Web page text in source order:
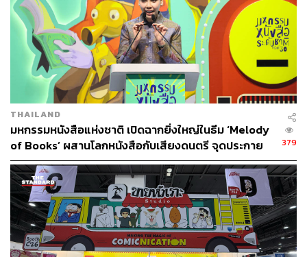
THAILAND
มหกรรมหนังสือแห่งชาติ เปิดฉากยิ่งใหญ่ในธีม ‘Melody
of Books’ ผสานโลกหนังสือกับเสียงดนตรี จุดประกาย
ตลาดหนังสือ 2 หมื่นล้าน 9-19 ต.ค.นี้
379